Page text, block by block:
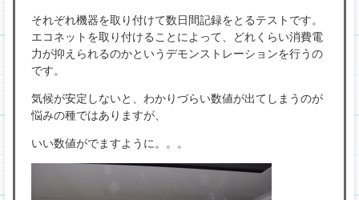
それぞれ機器を取り付けて数日間記録をとるテストです。
エコネットを取り付けることによって、どれくらい消費電
力が抑えられるのかというデモンストレーションを行うの
です。
気候が安定しないと、わかりづらい数値が出てしまうのが
悩みの種ではありますが、
いい数値がでますように。。。